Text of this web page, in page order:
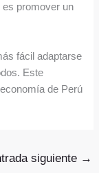
es promover un
fácil adaptarse
Este
de Perú
siguiente →